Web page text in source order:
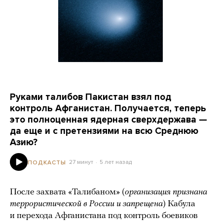
Руками талибов Пакистан взял под
контроль Афганистан. Получается, теперь
это полноценная ядерная сверхдержава —
да еще и с претензиями на всю Среднюю
Азию?
ПОДКАСТЫ 27 минут 5 лет назад
После захвата «Талибаном» (организация признана
террористической в России и запрещена) Кабула
и перехода Афганистана под контроль боевиков